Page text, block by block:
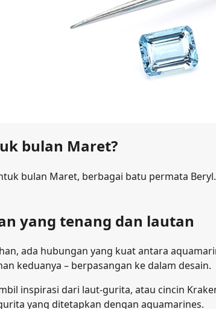
bulan Maret?
bulan Maret, berbagai batu permata
yang tenang dan lautan
ada hubungan yang kuat antara
keduanya – berpasangan ke dalam desain.
inspirasi dari laut-gurita, atau cincin
yang ditetapkan dengan aquamarines.